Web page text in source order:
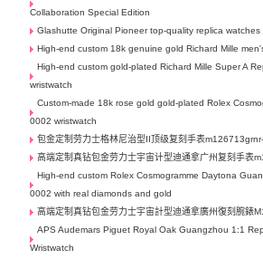
Collaboration Special Edition
Glashutte Original Pioneer top-quality replica
High-end custom 18k genuine gold Richard Mille
High-end custom gold-plated Richard Mille Super A
wristwatch
Custom-made 18k rose gold gold-plated Rolex
0002 wristwatch
包金定制劳力士格林尼治型II顶级复刻手表
高端定制真钻包金劳力士宇宙计型迪通拿广州复刻手表
High-end custom Rolex Cosmogramme Daytona
0002 with real diamonds and gold
高端定制真钻包金劳力士宇宙計型迪通拿廣州復刻腕錶
APS Audemars Piguet Royal Oak Guangzhou 1:1
Wristwatch